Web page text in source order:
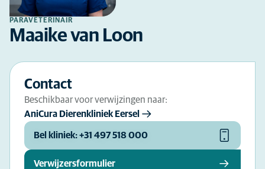
PARAVETERINAIR
Maaike van Loon
Contact
Beschikbaar voor verwijzingen naar:
AniCura Dierenkliniek Eersel
Bel kliniek: +31 497 518 000
Verwijzersformulier